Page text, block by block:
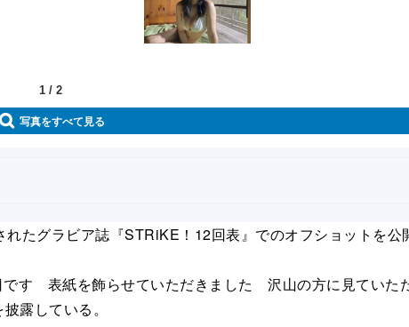
1 / 2
写真をすべて見る
たグラビア誌『STRiKE！12回表』でのオフショットを公
す 表紙を飾らせていただきました 沢山の方に見ていた
露している。